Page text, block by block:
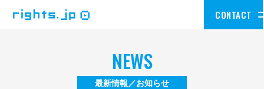
CONTACT
NEWS
最新情報／お知らせ